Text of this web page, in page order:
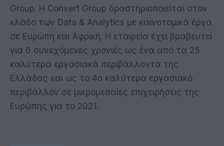
Group. Η Convert Group δραστηριοποιείται στον
κλάδο των Data & Analytics με καινοτομικά έργα
σε Ευρώπη και Αφρική. Η εταιρεία έχει βραβευτεί
για 6 συνεχόμενες χρονιές ως ένα από τα 25
καλύτερα εργασιακά περιβάλλοντα της
Ελλάδας και ως το 4ο καλύτερα εργασιακό
περιβάλλον σε μικρομεσαίες επιχειρήσεις της
Ευρώπης για το 2021.